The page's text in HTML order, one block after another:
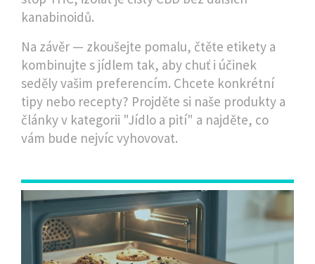
kanabinoidů.
Na závěr — zkoušejte pomalu, čtěte etikety a
kombinujte s jídlem tak, aby chuť i účinek
seděly vašim preferencím. Chcete konkrétní
tipy nebo recepty? Projděte si naše produkty a
články v kategorii "Jídlo a pití" a najděte, co
vám bude nejvíc vyhovovat.